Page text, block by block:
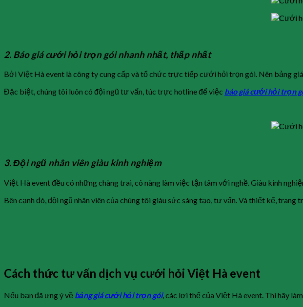
2. Báo giá cưới hỏi trọn gói nhanh nhất, thấp nhất
Bởi Việt Hà event là công ty cung cấp và tổ chức trực tiếp cưới hỏi trọn gói. Nên bảng
Đặc biệt, chúng tôi luôn có đội ngũ tư vấn, túc trực hotline để việc báo giá cưới hỏi trọn
3.Đội ngũ nhân viên giàu kinh nghiệm
Việt Hà event đều có những chàng trai, cô nàng làm việc tận tâm với nghề. Giàu kinh
Bên cạnh đó, đội ngũ nhân viên của chúng tôi giàu sức sáng tạo, tư vấn. Và thiết kế,
Cách thức tư vấn dịch vụ cưới hỏi Việt Hà event
Nếu bạn đã ưng ý về bảng giá cưới hỏi trọn gói, các lợi thế của Việt Hà event. Thì hãy